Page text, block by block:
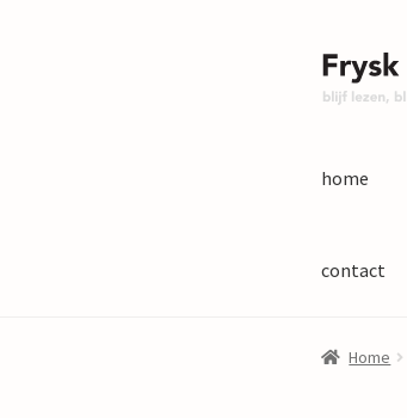
Ga
door
Ga
naar
home
contact
Home